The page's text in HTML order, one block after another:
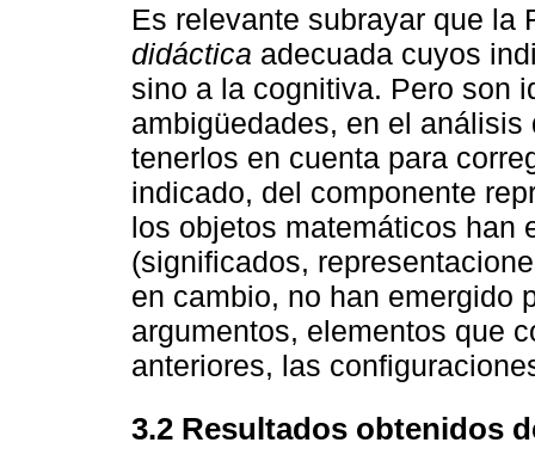
Es relevante subrayar que
didáctica adecuada cuyos
sino a la cognitiva. Pero son
ambigüedades, en el
tenerlos en cuenta para
indicado, del componente
los objetos matemáticos han
(significados,
en cambio, no han emergido
argumentos, elementos que
anteriores, las
3.2 Resultados obtenidos